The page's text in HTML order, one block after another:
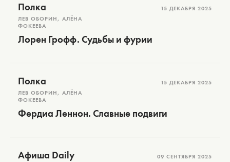
Полка
ЛЕВ ОБОРИН, АЛЁНА
ФОКЕЕВА
15 ДЕКАБРЯ 2025
Лорен Грофф. Судьбы и фурии
Полка
ЛЕВ ОБОРИН, АЛЁНА
ФОКЕЕВА
15 ДЕКАБРЯ 2025
Фердиа Леннон. Славные подвиги
Афиша Daily 09 СЕНТЯБРЯ 2025